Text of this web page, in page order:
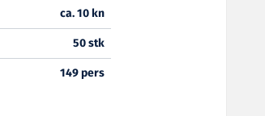
ca. 10 kn
50 stk
149 pers